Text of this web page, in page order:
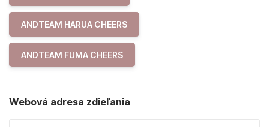
ANDTEAM HARUA CHEERS
ANDTEAM FUMA CHEERS
Webová adresa zdieľania